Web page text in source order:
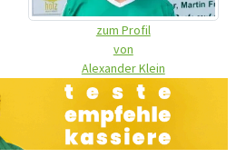
zum Profil
von
Alexander Klein